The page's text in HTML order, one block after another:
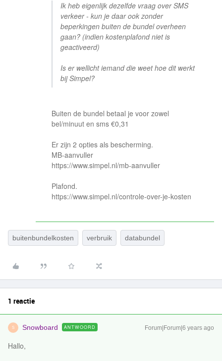
Ik heb eigenlijk dezelfde vraag over SMS
verkeer - kun je daar ook zonder
beperkingen buiten de bundel overheen
gaan? (indien kostenplafond niet is
geactiveerd)
Is er wellicht iemand die weet hoe dit werkt
bij Simpel?
Buiten de bundel betaal je voor zowel
bel/minuut en sms €0,31
Er zijn 2 opties als bescherming.
MB-aanvuller
https://www.simpel.nl/mb-aanvuller
Plafond.
https://www.simpel.nl/controle-over-je-kosten
buitenbundelkosten verbruik databundel
1 reactie
S Snowboard ANTWOORD Forum|Forum|6 years ago
Hallo,